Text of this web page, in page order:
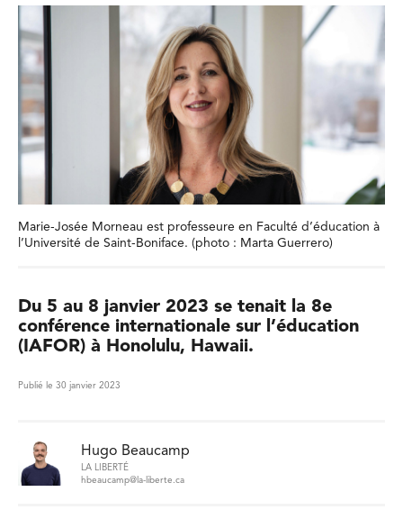
Marie-Josée Morneau est professeure en Faculté d’éducation à
l’Université de Saint-Boniface. (photo : Marta Guerrero)
Du 5 au 8 janvier 2023 se tenait la 8e
conférence internationale sur l’éducation
(IAFOR) à Honolulu, Hawaii.
Publié le 30 janvier 2023
Hugo Beaucamp
LA LIBERTÉ
hbeaucamp@la-liberte.ca